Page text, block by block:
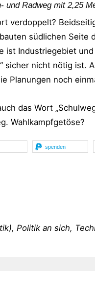
und Radweg mit 2,25
verdoppelt?
südlichen Seite
ist Industriegebiet
sicher nicht nötig ist.
Planungen noch
das Wort
Wahlkampfgetöse?
spenden
Politik an sich,